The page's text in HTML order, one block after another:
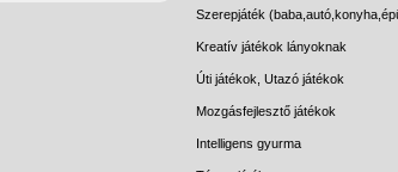
Szerepjáték
Kreatív játékok lányoknak
Úti játékok, Utazó játékok
Mozgásfejlesztő játékok
Intelligens gyurma